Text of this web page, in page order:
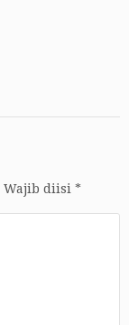
Wajib diisi *